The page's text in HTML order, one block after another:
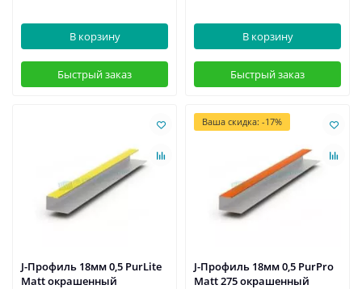
В корзину
Быстрый заказ
В корзину
Быстрый заказ
J-Профиль 18мм 0,5 PurLite
Мatt окрашенный
Ваша скидка: -17%
J-Профиль 18мм 0,5 PurPro
Matt 275 окрашенный